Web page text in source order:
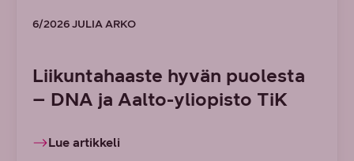
6/2026 JULIA ARKO
Liikuntahaaste hyvän puolesta
– DNA ja Aalto-yliopisto TiK
Lue artikkeli